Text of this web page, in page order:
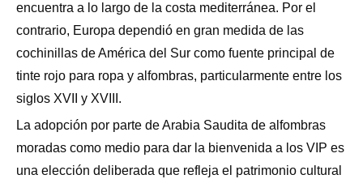
encuentra a lo largo de la costa mediterránea. Por el
contrario, Europa dependió en gran medida de las
cochinillas de América del Sur como fuente principal de
tinte rojo para ropa y alfombras, particularmente entre los
siglos XVII y XVIII.
La adopción por parte de Arabia Saudita de alfombras
moradas como medio para dar la bienvenida a los VIP es
una elección deliberada que refleja el patrimonio cultural